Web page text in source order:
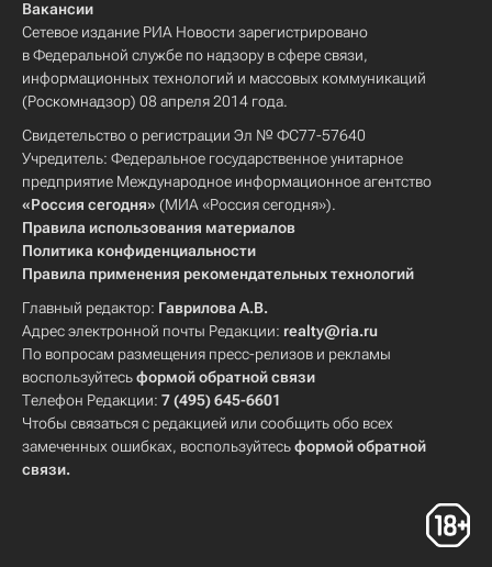
Вакансии
Сетевое издание РИА Новости зарегистрировано
в Федеральной службе по надзору в сфере связи,
информационных технологий и массовых коммуникаций
(Роскомнадзор) 08 апреля 2014 года.
Свидетельство о регистрации Эл № ФС77-57640
Учредитель: Федеральное государственное унитарное
предприятие Международное информационное агентство
«Россия сегодня» (МИА «Россия сегодня»).
Правила использования материалов
Политика конфиденциальности
Правила применения рекомендательных технологий
Главный редактор: Гаврилова А.В.
Адрес электронной почты Редакции: realty@ria.ru
По вопросам размещения пресс-релизов и рекламы
воспользуйтесьформой обратной связи
Телефон Редакции: 7 (495) 645-6601
Чтобы связаться с редакцией или сообщить обо всех
замеченных ошибках, воспользуйтесьформой обратной
связи.